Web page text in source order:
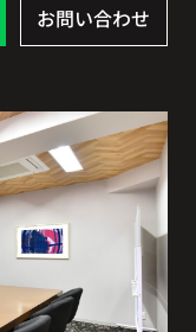
お問い合わせ